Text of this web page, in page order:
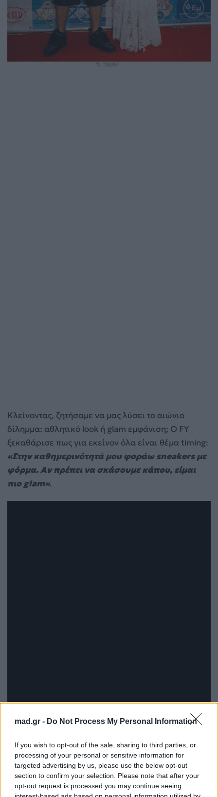
mad.gr - Do Not Process My Personal Information
If you wish to opt-out of the sale, sharing to third parties, or
processing of your personal or sensitive information for
targeted advertising by us, please use the below opt-out
section to confirm your selection. Please note that after your
opt-out request is processed you may continue seeing
Κλείνοντας, ζητήσαμε να μας λύσει το αιώνιο
δίλημμα: αθλητικό look ή glam εμφάνιση; Ο FY
ξεκαθάρισε πως για εκείνον όλα είναι θέμα timing:
«Στην καθημερινότητά μου φοράω sneakers με
φόρμα. Αν πρέπει να σκάσουμε κάπου, είμαι
πιο glam».